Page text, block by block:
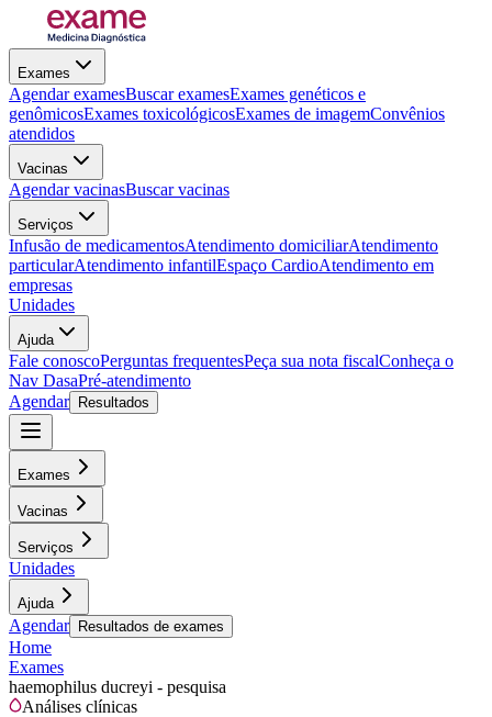
Exames
Agendar examesBuscar examesExames genéticos e
genômicosExames toxicológicosExames de imagemConvênios
atendidos
Vacinas
Agendar vacinasBuscar vacinas
Serviços
Infusão de medicamentosAtendimento domiciliarAtendimento
particularAtendimento infantilEspaço CardioAtendimento em
empresas
Unidades
Ajuda
Fale conoscoPerguntas frequentesPeça sua nota fiscalConheça o
Nav DasaPré-atendimento
Agendar
Resultados
Exames
Vacinas
Serviços
Unidades
Ajuda
Agendar Resultados de exames
Home
Exames
haemophilus ducreyi - pesquisa
Análises clínicas